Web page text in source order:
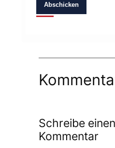
Abschicken
Schreibe einen
Kommentar